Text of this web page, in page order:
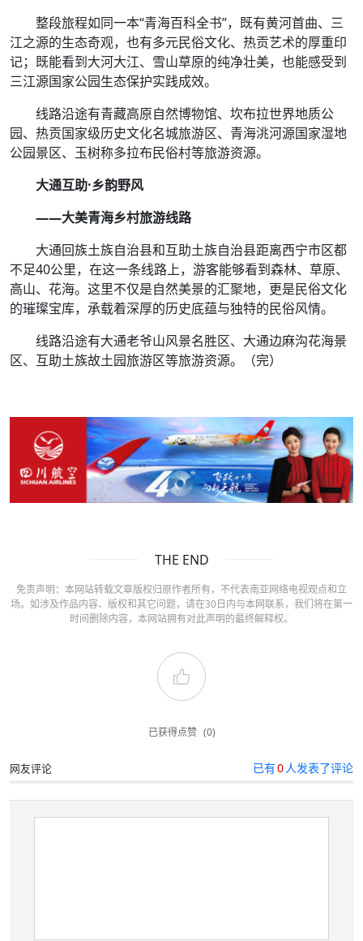
整段旅程如同一本“青海百科全书”，既有黄河首曲、三
江之源的生态奇观，也有多元民俗文化、热贡艺术的厚重印
记；既能看到大河大江、雪山草原的纯净壮美，也能感受到
三江源国家公园生态保护实践成效。
线路沿途有青藏高原自然博物馆、坎布拉世界地质公
园、热贡国家级历史文化名城旅游区、青海洮河源国家湿地
公园景区、玉树称多拉布民俗村等旅游资源。
大通互助·乡韵野风
——大美青海乡村旅游线路
大通回族土族自治县和互助土族自治县距离西宁市区都
不足40公里，在这一条线路上，游客能够看到森林、草原、
高山、花海。这里不仅是自然美景的汇聚地，更是民俗文化
的璀璨宝库，承载着深厚的历史底蕴与独特的民俗风情。
线路沿途有大通老爷山风景名胜区、大通边麻沟花海景
区、互助土族故土园旅游区等旅游资源。（完）
THE END
免责声明：本网站转载文章版权归原作者所有，不代表南亚网络电视观点和立
场。如涉及作品内容、版权和其它问题，请在30日内与本网联系，我们将在第一
时间删除内容，本网站拥有对此声明的最终解释权。
已获得点赞 (0)
网友评论 已有0人发表了评论